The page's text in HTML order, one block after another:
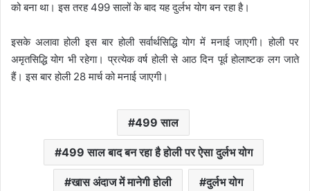
को बना था। इस तरह 499 सालों के बाद यह दुर्लभ योग बन रहा है।
इसके अलावा होली इस बार होली सर्वार्थसिद्धि योग में मनाई जाएगी। होली पर
अमृतसिद्धि योग भी रहेगा। प्रत्येक वर्ष होली से आठ दिन पूर्व होलाष्टक लग जाते
हैं। इस बार होली 28 मार्च को मनाई जाएगी।
499 साल
499 साल बाद बन रहा है होली पर ऐसा दुर्लभ योग
खास अंदाज में मानेगी होली दुर्लभ योग